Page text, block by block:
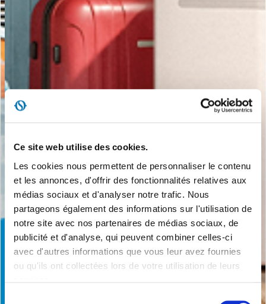
Ce site web utilise des cookies.
Les cookies nous permettent de personnaliser le contenu
et les annonces, d'offrir des fonctionnalités relatives aux
médias sociaux et d'analyser notre trafic. Nous
partageons également des informations sur l'utilisation de
notre site avec nos partenaires de médias sociaux, de
publicité et d'analyse, qui peuvent combiner celles-ci
avec d'autres informations que vous leur avez fournies
ou qu'ils ont collectées lors de votre utilisation de leurs